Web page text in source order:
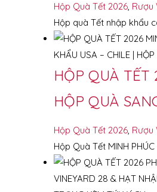
Hộp Quà Tết 2026, Rượu
Hộp quà Tết nhập khẩu
HỘP QUÀ TẾT
HỘP QUÀ
Hộp Quà Tết 2026, Rượu
Hộp Quà Tết MINH